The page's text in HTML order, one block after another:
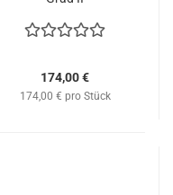
174,00 €
174,00 € pro Stück